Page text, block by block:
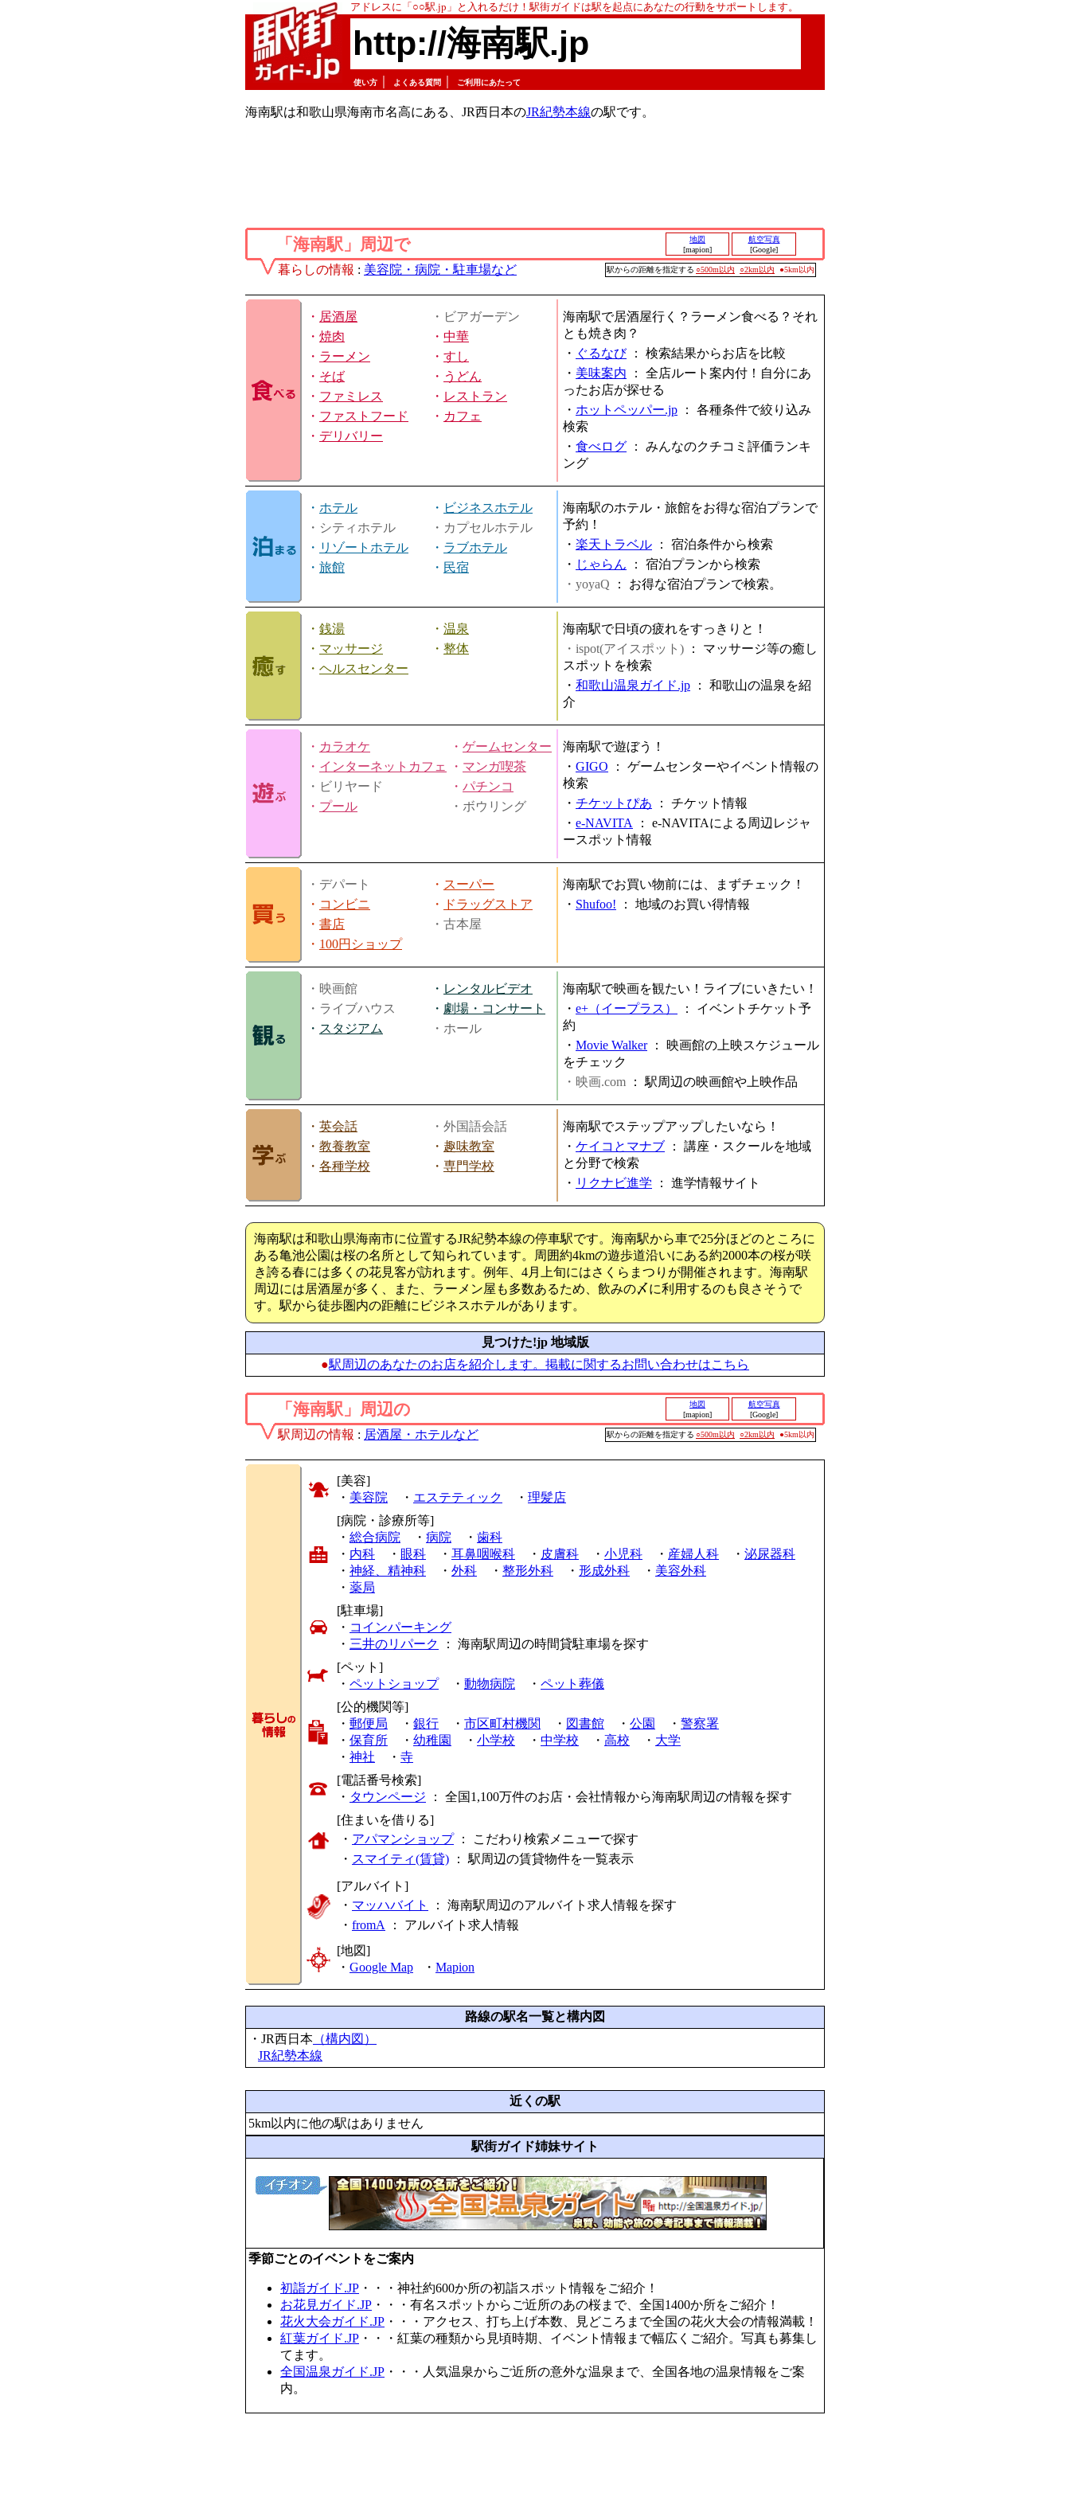
アドレスに「○○駅.jp」と入れるだけ！駅街ガイドは駅を起点にあなたの行動をサポートします。
http://海南駅.jp
使い方 よくある質問 ご利用にあたって
海南駅は和歌山県海南市名高にある、JR西日本のJR紀勢本線の駅です。
「海南駅」周辺で
地図
[mapion]
航空写真
[Google]
暮らしの情報 : 美容院・病院・駐車場など 駅からの距離を指定する ○500m以内 ○2km以内 ●5km以内
・ 居酒屋
・ビアガーデン
・ 焼肉 ・ 中華
・ ラーメン ・ すし
・ そば ・ うどん
・ ファミレス ・ レストラン
・ ファストフード ・ カフェ
・ デリバリー
海南駅で居酒屋行く？ラーメン食べる？それ
とも焼き肉？
・ ぐるなび： 検索結果からお店を比較
・ 美味案内 ： 全店ルート案内付！自分にあ
ったお店が探せる
・ ホットペッパー.jp ： 各種条件で絞り込み
検索
・ 食べログ ： みんなのクチコミ評価ランキ
ング
・ ホテル ・ ビジネスホテル
・シティホテル
・カプセルホテル
・ リゾートホテル ・ ラブホテル
・ 旅館 ・ 民宿
海南駅のホテル・旅館をお得な宿泊プランで
予約！
・ 楽天トラベル ： 宿泊条件から検索
・ じゃらん ： 宿泊プランから検索
・yoyaQ ： お得な宿泊プランで検索。
・ 銭湯 ・ 温泉
・ マッサージ ・ 整体
・ ヘルスセンター
海南駅で日頃の疲れをすっきりと！
・ispot(アイスポット) ： マッサージ等の癒し
スポットを検索
・ 和歌山温泉ガイド.jp ： 和歌山の温泉を紹
介
・ カラオケ ・ ゲームセンター
・ インターネットカフェ ・ マンガ喫茶
・ビリヤード
・ パチンコ
・ プール ・ボウリング
海南駅で遊ぼう！
・ GIGO ： ゲームセンターやイベント情報の
検索
・ チケットぴあ ： チケット情報
・ e-NAVITA ： e-NAVITAによる周辺レジャ
ースポット情報
・デパート ・ スーパー
・ コンビニ ・
ドラッグストア
・ 書店
・古本屋
・ 100円ショップ
海南駅でお買い物前には、まずチェック！
・ Shufoo! ： 地域のお買い得情報
・映画館 ・ レンタルビデオ
・ライブハウス
・ 劇場・コンサート
・ スタジアム ・ホール
海南駅で映画を観たい！ライブにいきたい！
・ e+（イープラス） ： イベントチケット予
約
・ Movie Walker： 映画館の上映スケジュール
をチェック
・映画.com ： 駅周辺の映画館や上映作品
・ 英会話
・外国語会話
・ 教養教室 ・ 趣味教室
・ 各種学校 ・ 専門学校
海南駅でステップアップしたいなら！
・ ケイコとマナブ ： 講座・スクールを地域
と分野で検索
・ リクナビ進学 ： 進学情報サイト
海南駅は和歌山県海南市に位置するJR紀勢本線の停車駅です。海南駅から車で25分ほどのところに
ある亀池公園は桜の名所として知られています。周囲約4kmの遊歩道沿いにある約2000本の桜が咲
き誇る春には多くの花見客が訪れます。例年、4月上旬にはさくらまつりが開催されます。海南駅
周辺には居酒屋が多く、また、ラーメン屋も多数あるため、飲みの〆に利用するのも良さそうで
す。駅から徒歩圏内の距離にビジネスホテルがあります。
見つけた!jp 地域版
●駅周辺のあなたのお店を紹介します。掲載に関するお問い合わせはこちら
「海南駅」周辺の
地図
[mapion]
航空写真
[Google]
駅周辺の情報 : 居酒屋・ホテルなど 駅からの距離を指定する ○500m以内 ○2km以内 ●5km以内
[美容]
・ 美容院 ・ エステティック ・ 理髪店
[病院・診療所等]
・ 総合病院 ・ 病院 ・ 歯科
・ 内科 ・ 眼科 ・ 耳鼻咽喉科 ・ 皮膚科 ・ 小児科 ・ 産婦人科 ・ 泌尿器科
・ 神経、精神科 ・ 外科 ・ 整形外科 ・ 形成外科 ・ 美容外科
・ 薬局
[駐車場]
・ コインパーキング
・ 三井のリパーク
： 海南駅周辺の時間貸駐車場を探す
[ペット]
・ ペットショップ・ 動物病院 ・ ペット葬儀
[公的機関等]
・ 郵便局 ・ 銀行 ・ 市区町村機関 ・ 図書館 ・ 公園 ・ 警察署
・ 保育所 ・ 幼稚園 ・ 小学校 ・ 中学校 ・ 高校 ・ 大学
・ 神社 ・ 寺
[電話番号検索]
・ タウンページ ： 全国1,100万件のお店・会社情報から海南駅周辺の情報を探す
[住まいを借りる]
・ アパマンショップ： こだわり検索メニューで探す
・ スマイティ(賃貸) ： 駅周辺の賃貸物件を一覧表示
[アルバイト]
・ マッハバイト
： 海南駅周辺のアルバイト求人情報を探す
・ fromA ： アルバイト求人情報
[地図]
・ Google Map ・ Mapion
路線の駅名一覧と構内図
・JR西日本 （構内図）
JR紀勢本線
近くの駅
5km以内に他の駅はありません
駅街ガイド姉妹サイト
季節ごとのイベントをご案内
初詣ガイド.JP ・・・神社約600か所の初詣スポット情報をご紹介！
お花見ガイド.JP ・・・有名スポットからご近所のあの桜まで、全国1400か所をご紹介！
花火大会ガイド.JP ・・・アクセス、打ち上げ本数、見どころまで全国の花火大会の情報満載！
紅葉ガイド.JP ・・・紅葉の種類から見頃時期、イベント情報まで幅広くご紹介。写真も募集し
てます。
全国温泉ガイド.JP ・・・人気温泉からご近所の意外な温泉まで、全国各地の温泉情報をご案
内。